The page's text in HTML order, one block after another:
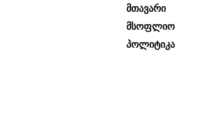
Მთავარი
Მსოფლიო
Პოლიტიკა